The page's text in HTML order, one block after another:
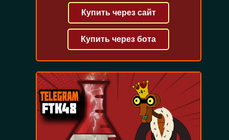
Купить через сайт
Купить через бота